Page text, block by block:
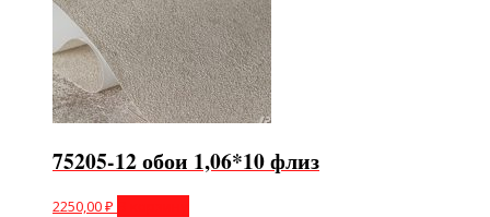
75205-12 обои 1,06*10 флиз
2250,00₽